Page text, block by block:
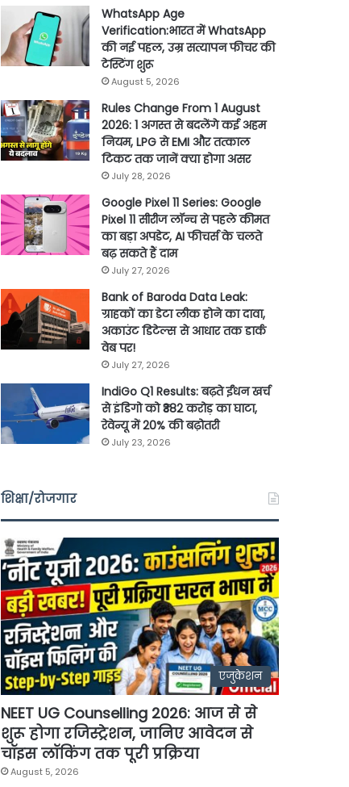
WhatsApp Age
Verification:भारत में WhatsApp
की नई पहल, उम्र सत्यापन फीचर की
टेस्टिंग शुरू
August 5, 2026
Rules Change From 1 August
2026: 1 अगस्त से बदलेंगे कई अहम
नियम, LPG से EMI और तत्काल
टिकट तक जानें क्या होगा असर
July 28, 2026
Google Pixel 11 Series: Google
Pixel 11 सीरीज लॉन्च से पहले कीमत
का बड़ा अपडेट, AI फीचर्स के चलते
बढ़ सकते हैं दाम
July 27, 2026
Bank of Baroda Data Leak:
ग्राहकों का डेटा लीक होने का दावा,
अकाउंट डिटेल्स से आधार तक डार्क
वेब पर!
July 27, 2026
IndiGo Q1 Results: बढ़ते ईंधन खर्च
से इंडिगो को ₹382 करोड़ का घाटा,
रेवेन्यू में 20% की बढ़ोतरी
July 23, 2026
शिक्षा/रोजगार
एजुकेशन
NEET UG Counselling 2026: आज से से
शुरू होगा रजिस्ट्रेशन, जानिए आवेदन से
चॉइस लॉकिंग तक पूरी प्रक्रिया
August 5, 2026